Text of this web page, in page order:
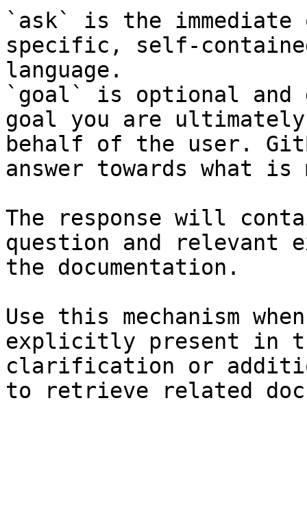
`ask` is the
specific, self-
language.
`goal` is optional and
goal you are
behalf of the user.
answer towards what
The response will
question and relevant
the documentation.
Use this mechanism
explicitly present in
clarification or